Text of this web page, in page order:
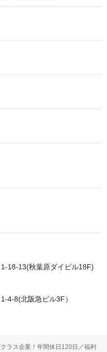
18-13(秋葉原ダイビル18F)
4-8(北阪急ビル3F）
ラス企業！年間休日120日／福利